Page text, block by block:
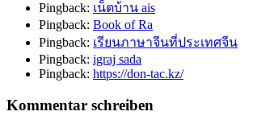
Pingback: เน็ตบ้าน ais
Pingback: Book of Ra
Pingback: เรียนภาษาจีนที่ประเทศจีน
Pingback: igraj sada
Pingback: https://don-tac.kz/
Kommentar schreiben